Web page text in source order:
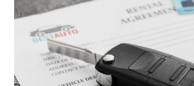
adquirir
sua
primeira
carteira